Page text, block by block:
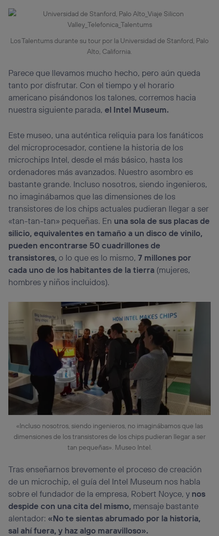
Los Talentums durante su tour por la Universidad de Stanford, Palo
Alto, California.
Parece que llevamos mucho hecho, pero aún queda
tanto por disfrutar. Con el tiempo y el horario
americano pisándonos los talones, corremos hacia
nuestra siguiente parada,el Intel Museum.
Este museo, una auténtica reliquia para los fanáticos
del microprocesador, contiene la historia de los
microchips Intel, desde el más básico, hasta los
ordenadores más avanzados. Nuestro asombro es
bastante grande. Incluso nosotros, siendo ingenieros,
no imaginábamos que las dimensiones de los
transistores de los chips actuales pudieran llegar a ser
«tan-tan-tan» pequeñas. En una sola de sus placas de
silicio, equivalentes en tamaño a un disco de vinilo,
pueden encontrarse 50 cuadrillones de
transistores,o lo que es lo mismo, 7 millones por
cada uno de los habitantes de la tierra (mujeres,
hombres y niños incluidos).
«Incluso nosotros, siendo ingenieros, no imaginábamos que las
dimensiones de los transistores de los chips pudieran llegar a ser
tan pequeñas». Museo Intel.
Tras enseñarnos brevemente el proceso de creación
de un microchip, el guía del Intel Museum nos habla
sobre el fundador de la empresa, Robert Noyce, y nos
despide con una cita del mismo, mensaje bastante
alentador: «No te sientas abrumado por la historia,
sal ahí fuera, y haz algo maravilloso».